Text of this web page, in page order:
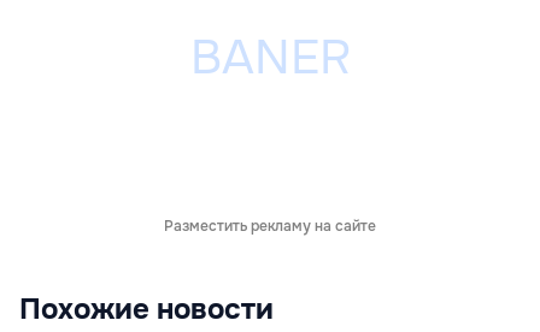
Разместить рекламу на сайте
Похожие новости